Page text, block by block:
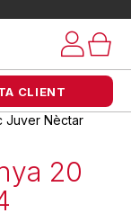
CLIENT
Juver Nèctar
20